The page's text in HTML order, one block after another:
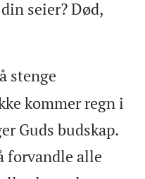
seier? Død,
stenge
kommer regn i
Guds budskap.
forvandle alle